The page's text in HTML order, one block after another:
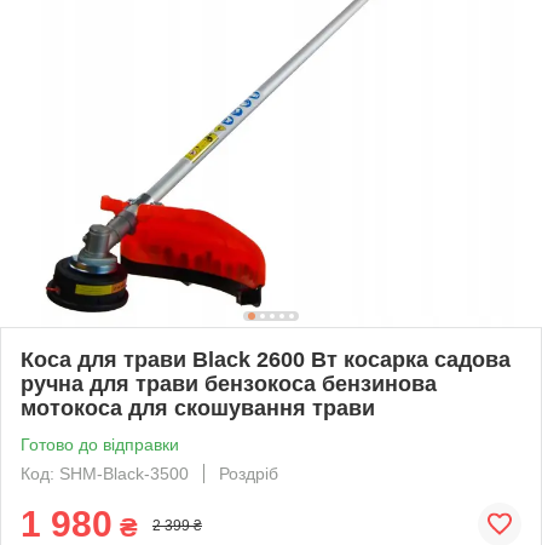
Коса для трави Black 2600 Вт косарка садова
ручна для трави бензокоса бензинова
мотокоса для скошування трави
Готово до відправки
Код: SHM-Black-3500
Роздріб
1 980 ₴ 2 399 ₴